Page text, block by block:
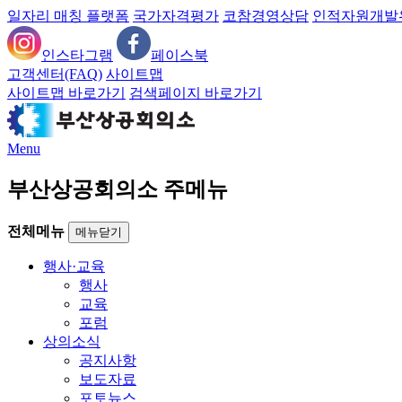
일자리 매칭 플랫폼 국가자격평가 코참경영상담 인적자원개발
인스타그램
페이스북
고객센터(FAQ) 사이트맵
사이트맵 바로가기
검색페이지 바로가기
Menu
부산상공회의소 주메뉴
전체메뉴 메뉴닫기
행사·교육
행사
교육
포럼
상의소식
공지사항
보도자료
포토뉴스